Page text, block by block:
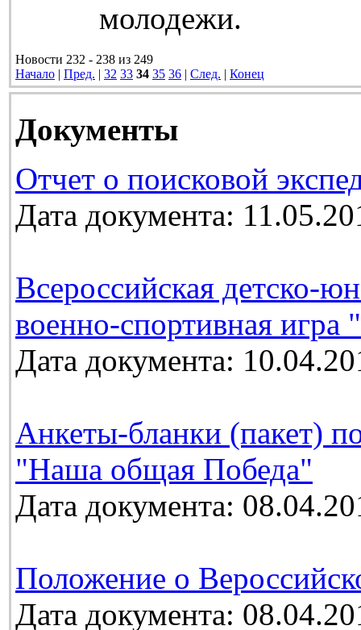
молодежи.
Новости 232 - 238 из 249
Начало | Пред. | 32 33 34 35 36 | След. | Конец
Документы
Отчет о поисковой
Дата документа:
Всероссийская детско-
военно-спортивная
Дата документа:
Анкеты-бланки (пакет)
"Наша общая Победа"
Дата документа:
Положение о
Дата документа: